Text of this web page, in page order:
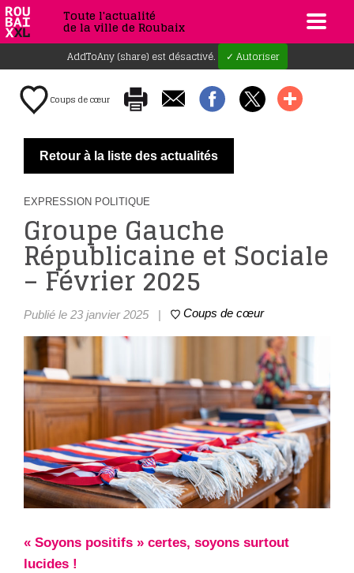
Toute l'actualité
de la ville de Roubaix
AddToAny (share) est désactivé. ✓ Autoriser
Coups de cœur
Retour à la liste des actualités
EXPRESSION POLITIQUE
Groupe Gauche
Républicaine et Sociale
– Février 2025
Publié le 23 janvier 2025 | Coups de cœur
« Soyons positifs » certes, soyons surtout
lucides !